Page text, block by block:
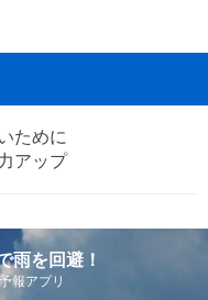
ために
アップ
雨を回避！
報アプリ